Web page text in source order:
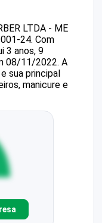
LTDA - ME
24. Com
3 anos, 9
08/11/2022. A
e sua principal
manicure e